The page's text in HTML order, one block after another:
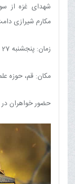
شهدای غزه از
مکارم شیرازی
زمان: پنجشنبه 27 مهرماه 1402 بعد از نماز مغرب و عشاء
مکان: قم، حوزه
حضور خواهران در